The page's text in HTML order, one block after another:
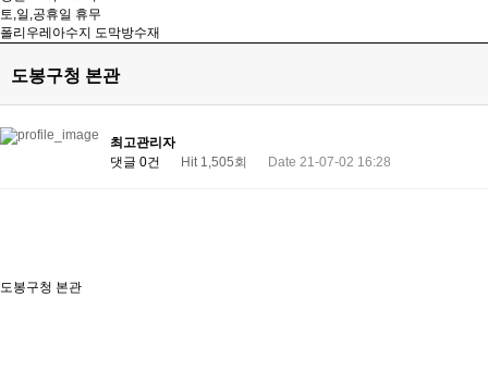
토,일,공휴일 휴무
폴리우레아수지 도막방수재
도봉구청 본관
최고관리자
댓글 0건
Hit 1,505회 Date 21-07-02 16:28
도봉구청 본관